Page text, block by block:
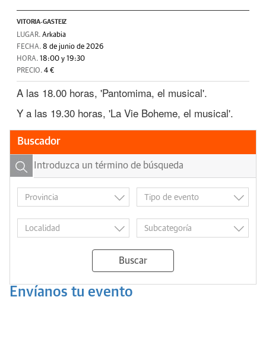
VITORIA-GASTEIZ
LUGAR. Arkabia
FECHA. 8 de junio de 2026
HORA. 18:00 y 19:30
PRECIO. 4 €
A las 18.00 horas, 'Pantomima, el musical'.
Y a las 19.30 horas, 'La Vie Boheme, el musical'.
Buscador
Buscar
Envíanos tu evento